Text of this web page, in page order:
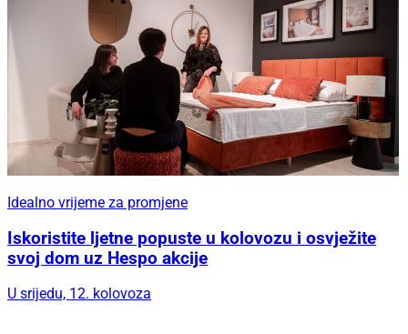
Idealno vrijeme za promjene
Iskoristite ljetne popuste u kolovozu i osvježite
svoj dom uz Hespo akcije
U srijedu, 12. kolovoza